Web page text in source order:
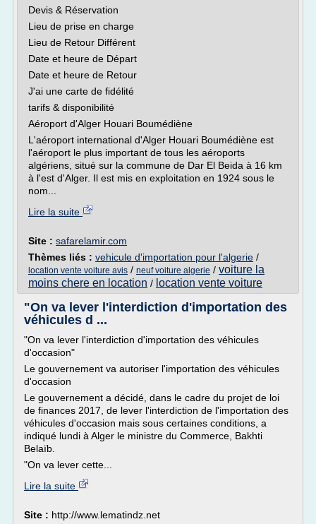
Devis & Réservation
Lieu de prise en charge
Lieu de Retour Différent
Date et heure de Départ
Date et heure de Retour
J'ai une carte de fidélité
tarifs & disponibilité
Aéroport d'Alger Houari Boumédiène
L'aéroport international d'Alger Houari Boumédiène est
l'aéroport le plus important de tous les aéroports
algériens, situé sur la commune de Dar El Beida à 16 km
à l'est d'Alger. Il est mis en exploitation en 1924 sous le
nom...
Lire la suite
Site : safarelamir.com
Thèmes liés : vehicule d'importation pour l'algerie /
location vente voiture avis / neuf voiture algerie / voiture la
moins chere en location / location vente voiture
"On va lever l'interdiction d'importation des
véhicules d ...
"On va lever l'interdiction d'importation des véhicules
d'occasion"
Le gouvernement va autoriser l'importation des véhicules
d'occasion
Le gouvernement a décidé, dans le cadre du projet de loi
de finances 2017, de lever l'interdiction de l'importation des
véhicules d'occasion mais sous certaines conditions, a
indiqué lundi à Alger le ministre du Commerce, Bakhti
Belaïb.
"On va lever cette...
Lire la suite
Site : http://www.lematindz.net